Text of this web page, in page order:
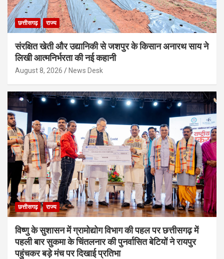
छत्तीसगढ़ राज्य
संरक्षित खेती और उद्यानिकी से जशपुर के किसान अनारथ साय ने
लिखी आत्मनिर्भरता की नई कहानी
August 8, 2026 News Desk
छत्तीसगढ़ राज्य
विष्णु के सुशासन में ग्रामोद्योग विभाग की पहल पर छत्तीसगढ़ में
पहली बार सुकमा के चिंतलनार की पुनर्वासित बेटियों ने रायपुर
पहुंचकर बड़े मंच पर दिखाई प्रतिभा